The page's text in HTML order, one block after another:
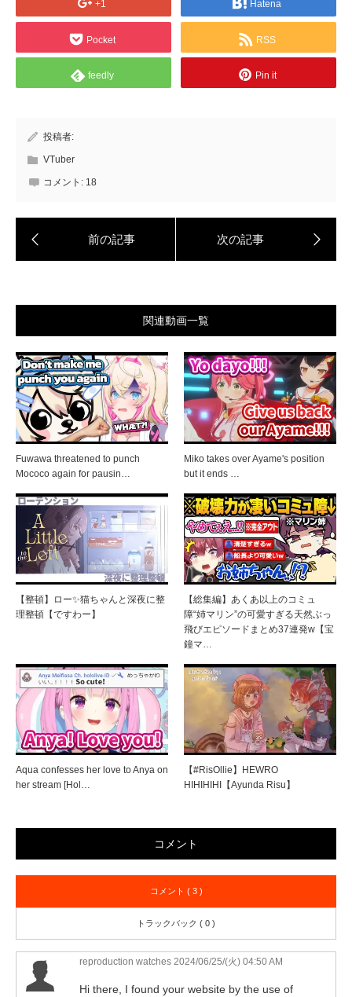
+1 Hatena
Pocket RSS
feedly Pin it
投稿者:
VTuber
コメント: 18
関連動画一覧
Fuwawa threatened to punch
Mococo again for pausin…
Miko takes over Ayame's position
but it ends …
【整頓】ロー✨猫ちゃんと深夜に整
理整頓【ですわー】
【総集編】あくあ以上のコミュ
障“姉マリン”の可愛すぎる天然ぶっ
飛びエピソードまとめ37連発w【宝
鐘マ…
Aqua confesses her love to Anya on
her stream [Hol…
【#RisOllie】HEWRO
HIHIHIHI【Ayunda Risu】
コメント
コメント ( 3 )
トラックバック ( 0 )
reproduction watches 2024/06/25/(火) 04:50 AM
Hi there, I found your website by the use of